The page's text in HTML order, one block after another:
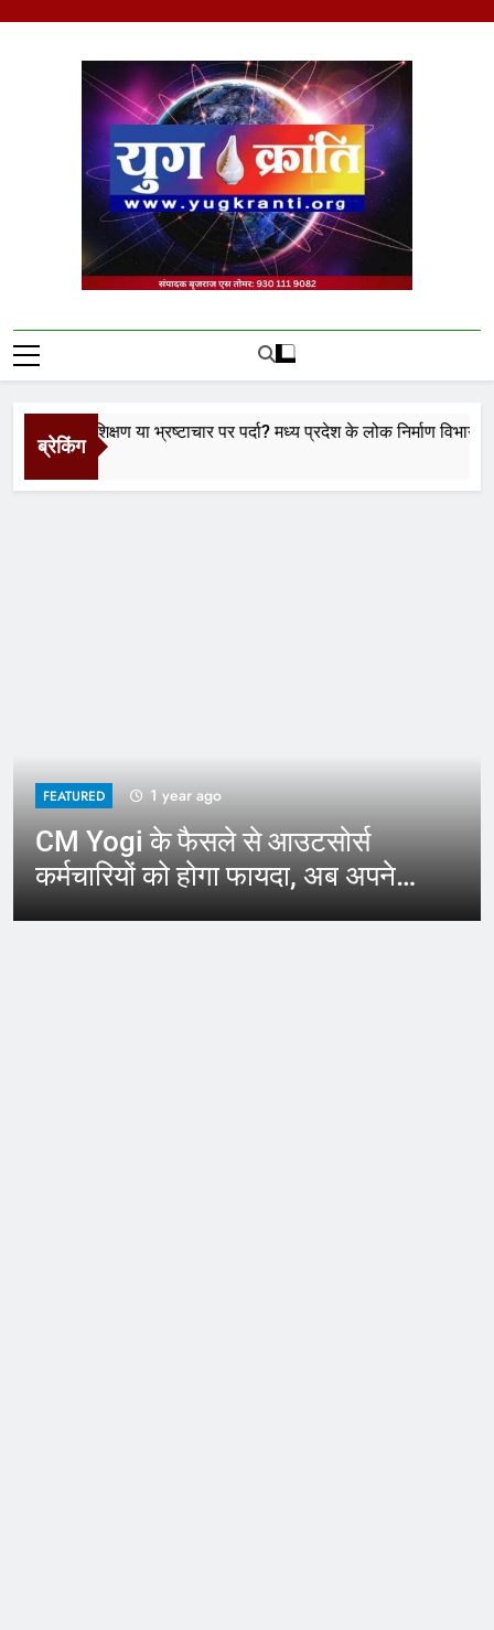
Yug Kranti | Trusted
News Portal
ब्रेकिंग
प्रशिक्षण या भ्रष्टाचार पर पर्दा? मध्य प्रदेश के लोक निर्माण विभाग पर उठे
FEATURED 1 year ago
CM Yogi के फैसले से आउटसोर्स
कर्मचारियों को होगा फायदा, अब अपने
जिले में कर सकेंगे काम